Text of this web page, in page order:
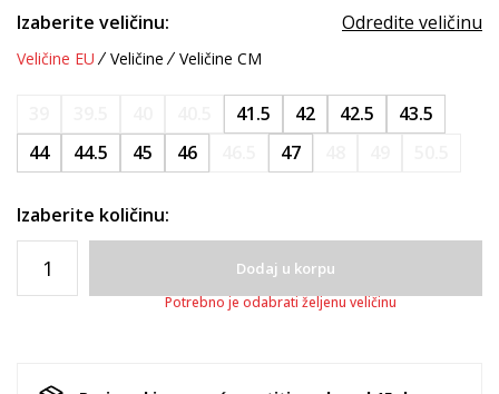
Izaberite veličinu: Odredite veličinu
Veličine EU Veličine Veličine CM
41.5 42 42.5
43.5
44
44.5 45 46 47
Izaberite količinu:
Dodaj u korpu
Potrebno je odabrati željenu veličinu